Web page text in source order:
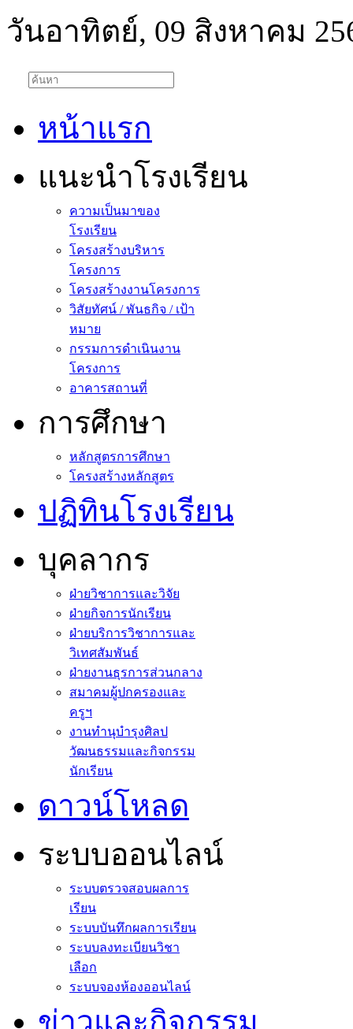
วันอาทิตย์, 09 สิงหาคม
หน้าแรก
แนะนำโรงเรียน
ความเป็นมาของ
โรงเรียน
โครงสร้างบริหาร
โครงการ
โครงสร้างงานโครงการ
วิสัยทัศน์ / พันธกิจ / เป้า
หมาย
กรรมการดำเนินงาน
โครงการ
อาคารสถานที่
การศึกษา
หลักสูตรการศึกษา
โครงสร้างหลักสูตร
ปฏิทินโรงเรียน
บุคลากร
ฝ่ายวิชาการและวิจัย
ฝ่ายกิจการนักเรียน
ฝ่ายบริการวิชาการและ
วิเทศสัมพันธ์
ฝ่ายงานธุรการส่วนกลาง
สมาคมผู้ปกครองและ
ครูฯ
งานทำนุบำรุงศิลป
วัฒนธรรมและกิจกรรม
นักเรียน
ดาวน์โหลด
ระบบออนไลน์
ระบบตรวจสอบผลการ
เรียน
ระบบบันทึกผลการเรียน
ระบบลงทะเบียนวิชา
เลือก
ระบบจองห้องออนไลน์
ข่าวและกิจกรรม